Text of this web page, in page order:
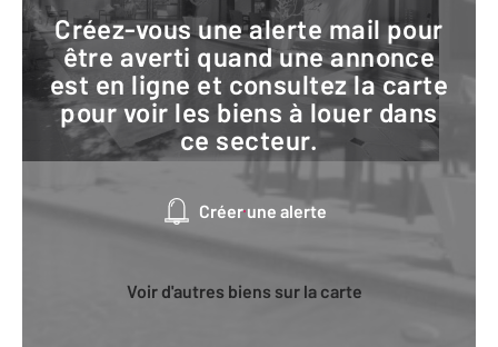
Créez-vous une alerte mail pour
être averti quand une annonce
est en ligne et consultez la carte
pour voir les biens à louer dans
ce secteur.
Créer une alerte
Voir d'autres biens sur la carte